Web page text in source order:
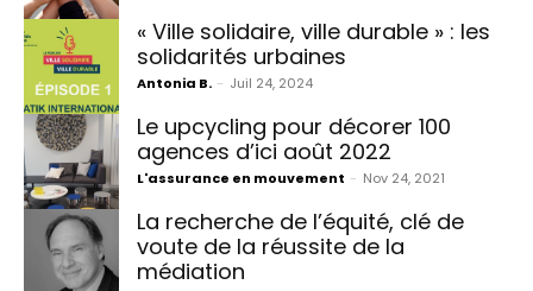
« Ville solidaire, ville durable » : les
solidarités urbaines
Antonia B. - Juil 24, 2024
Le upcycling pour décorer 100
agences d’ici août 2022
L'assurance en mouvement - Nov 24, 2021
La recherche de l’équité, clé de
voute de la réussite de la
médiation